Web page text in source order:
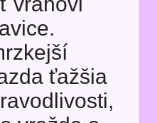
ťažšia